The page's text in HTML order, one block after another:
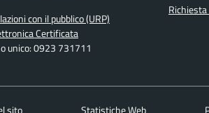
con il pubblico (URP)
Certificata
unico: 0923 731711